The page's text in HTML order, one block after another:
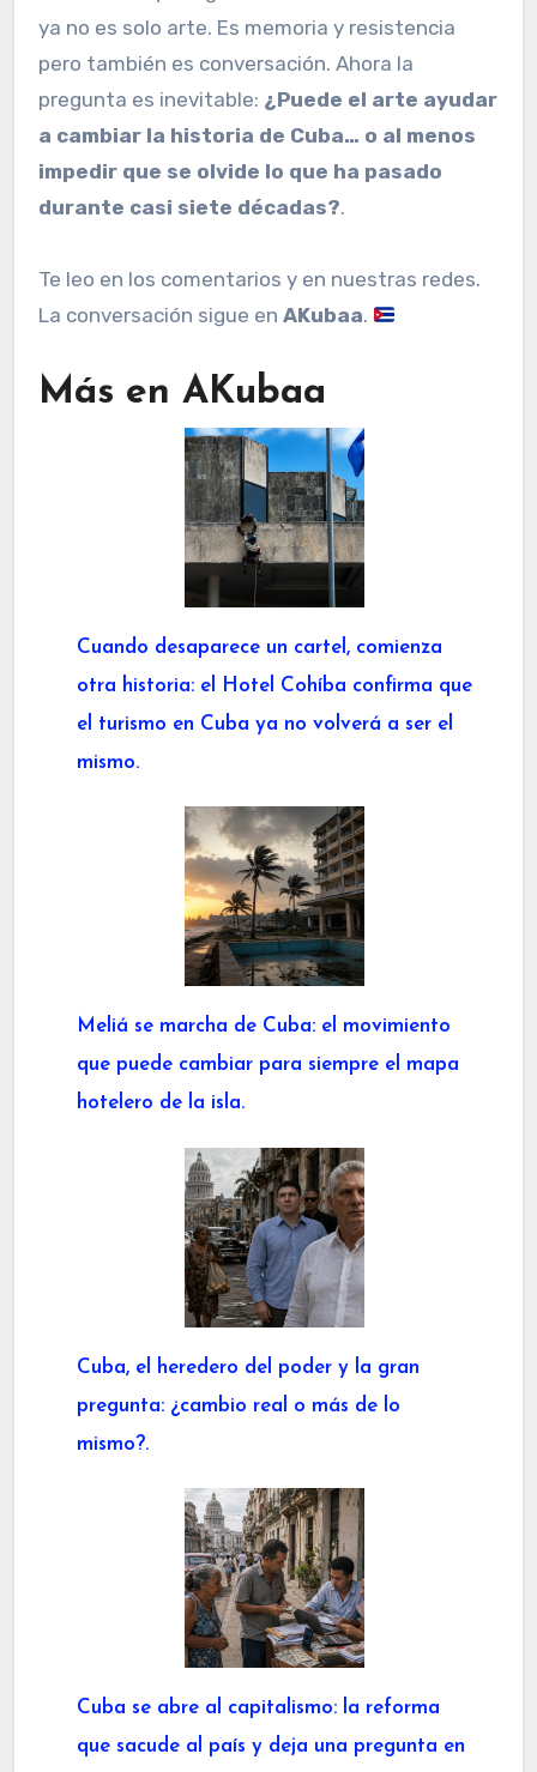
ya no es solo arte. Es memoria y resistencia
pero también es conversación. Ahora la
pregunta es inevitable: ¿Puede el arte ayudar
a cambiar la historia de Cuba… o al menos
impedir que se olvide lo que ha pasado
durante casi siete décadas?.
Te leo en los comentarios y en nuestras redes.
La conversación sigue en AKubaa.
Más en AKubaa
Cuando desaparece un cartel, comienza
otra historia: el Hotel Cohíba confirma que
el turismo en Cuba ya no volverá a ser el
mismo.
Meliá se marcha de Cuba: el movimiento
que puede cambiar para siempre el mapa
hotelero de la isla.
Cuba, el heredero del poder y la gran
pregunta: ¿cambio real o más de lo
mismo?.
Cuba se abre al capitalismo: la reforma
que sacude al país y deja una pregunta en